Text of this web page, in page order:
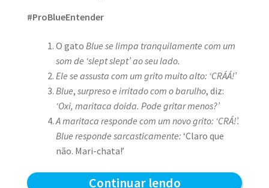
#ProBlueEntender
O gato Blue se limpa tranquilamente com um
som de ‘slept slept’ ao seu lado.
Ele se assusta com um grito muito alto: ‘CRÁÁ!’
Blue, surpreso e irritado com o barulho, diz:
‘Oxi, maritaca doida. Pode gritar menos?’
A maritaca responde com um novo grito: ‘CRÁ!’.
Blue responde sarcasticamente: ‘Claro que
não. Mari-chata!’
Continuar lendoBlue